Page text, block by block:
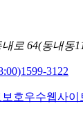
로 64(동내동
1599-3122